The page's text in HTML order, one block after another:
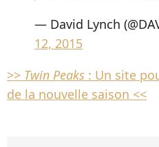
— David Lynch
12, 2015
>> Twin Peaks : Un site
de la nouvelle saison <<